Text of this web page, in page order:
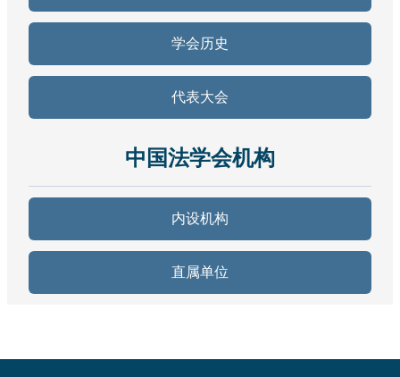
学会历史
代表大会
中国法学会机构
内设机构
直属单位